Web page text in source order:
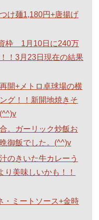
け麺1,180円+唐揚げ
枠 1月10日に240万
！3月23日現在の結果
開+メトロ卓球場の横
グ！！新開地焼きそ
。ガーリック炒飯お
御飯でした。(^^)v
のきいた牛カレーう
り美味しいかも！！
・ミートソース+金時